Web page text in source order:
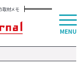
取材メモ
MENU